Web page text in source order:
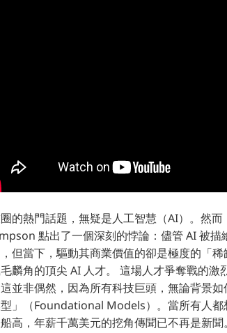
的熱門話題，無疑是人工智慧（AI）。然
點出了一個深刻的悖論：儘管 AI 被
但當下，驅動其商業價值的卻是極度的「
麟角的頂尖 AI 人才。 這場人才爭奪戰的
並非偶然，因為所有科技巨頭，無論背景
」（Foundational Models）。當所有人
高，年薪千萬美元的挖角傳聞已不再是新